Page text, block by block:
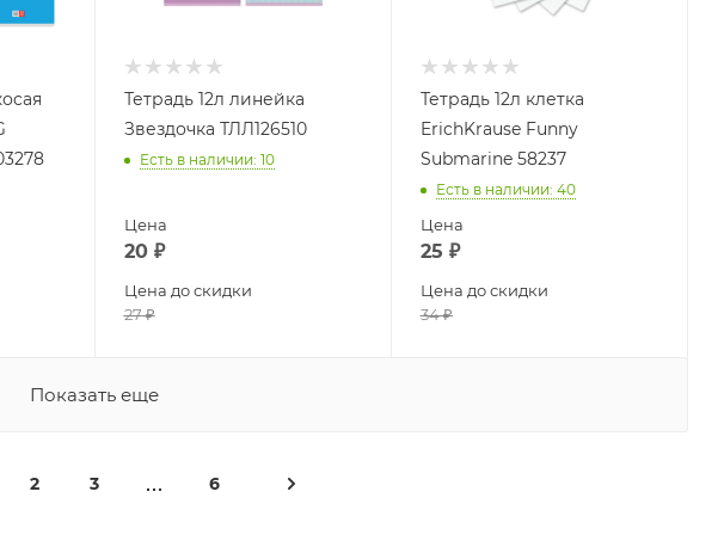
Тетрадь 12л линейка
Звездочка ТЛЛ126510
Есть в наличии: 10
Цена
20₽
Цена до скидки
27₽
Тетрадь 12л клетка
ErichKrause Funny
Submarine 58237
Есть в наличии: 40
Цена
25 ₽
Цена до скидки
34₽
Показать еще
2 3 6